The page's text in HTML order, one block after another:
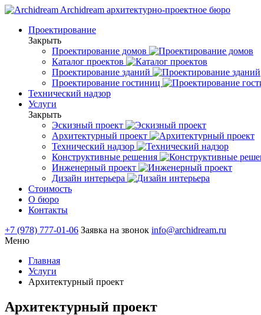
Archidream архитектурно-проектное бюро
Проектирование
Закрыть
Проектирование домов
Каталог проектов
Проектирование зданий
Проектирование гостиниц
Технический надзор
Услуги
Закрыть
Эскизный проект
Архитектурный проект
Технический надзор
Конструктивные решения
Инженерный проект
Дизайн интерьера
Стоимость
О бюро
Контакты
+7 (978) 777-01-06 Заявка на звонок info@archidream.ru
Меню
Главная
Услуги
Архитектурный проект
Архитектурный проект